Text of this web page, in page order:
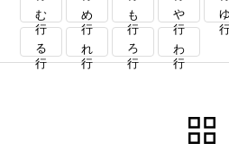
む行 め行 も行 や行 ゆ行
る行 れ行 ろ行 わ行